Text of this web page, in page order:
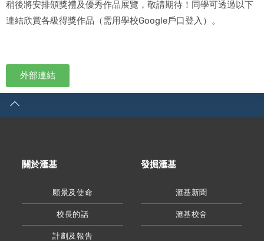
稍後將安排頒獎禮及優秀作品展覽，敬請期待！同學可透過以下
連結欣賞各級得獎作品（需用學校Google戶口登入）。
外部連結
關於滙基
願景及使命
校長的話
計劃及報告
發掘滙基
滙基新聞
滙基校舍